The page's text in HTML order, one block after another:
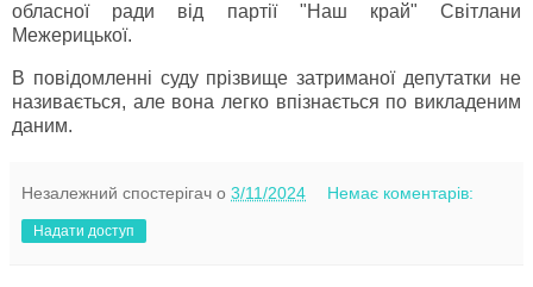
обласної ради від партії "Наш край" Світлани
Межерицької.
В повідомленні суду прізвище затриманої депутатки не
називається, але вона легко впізнається по викладеним
даним.
Незалежний спостерігач о 3/11/2024 Немає коментарів:
Надати доступ